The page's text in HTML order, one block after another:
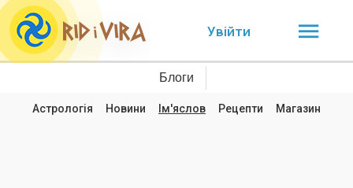
Увійти
Блоги
Астрологія Новини Ім'яслов Рецепти Магазин